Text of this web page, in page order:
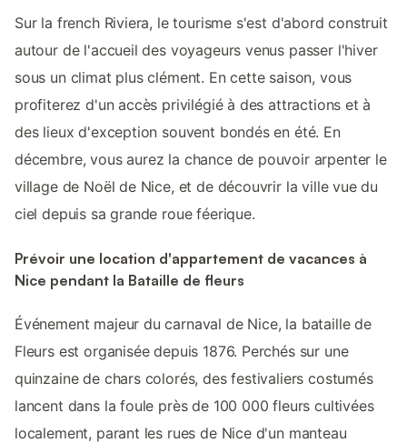
Sur la french Riviera, le tourisme s'est d'abord construit
autour de l'accueil des voyageurs venus passer l'hiver
sous un climat plus clément. En cette saison, vous
profiterez d'un accès privilégié à des attractions et à
des lieux d'exception souvent bondés en été. En
décembre, vous aurez la chance de pouvoir arpenter le
village de Noël de Nice, et de découvrir la ville vue du
ciel depuis sa grande roue féerique.
Prévoir une location d'appartement de vacances à
Nice pendant la Bataille de fleurs
Événement majeur du carnaval de Nice, la bataille de
Fleurs est organisée depuis 1876. Perchés sur une
quinzaine de chars colorés, des festivaliers costumés
lancent dans la foule près de 100 000 fleurs cultivées
localement, parant les rues de Nice d'un manteau